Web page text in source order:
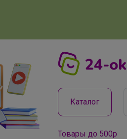
Каталог
Товары до 500р